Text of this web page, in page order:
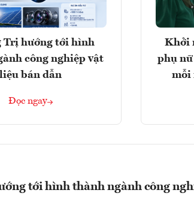
Trị hướng tới hình
công nghiệp vật
liệu bán dẫn
Đọc ngay
Khởi
phụ
mỗi
tới hình thành ngành công